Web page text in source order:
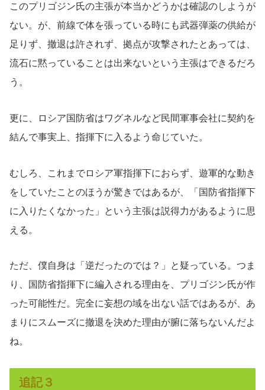
このプリゴジン氏の主張が本当かどうかは確認のしようが
ない。が、前線で体を張っている時にも武器弾薬の供給が
足りず、撤退は許されず、拠点が攻撃されたとあっては、
流石に黙っていることは出来ないという主張はできるだろ
う。
更に、ロシア国防省はワグネルなど民間軍事会社に契約を
結んで事実上、指揮下に入るよう命じていた。
むしろ、これまでロシア軍指揮下におらず、遊軍的な動き
をしていたことのほうが驚きではあるが、「国防省指揮下
に入りたくなかった」という主張は説得力があるように思
える。
ただ、僕自身は「逆だったのでは？」と疑っている。つま
り、国防省指揮下に編入される理由を、プリゴジン氏が作
った可能性だ。完全に妄想の域を出ない話ではあるが、あ
まりにスムーズに撤退を決めた理由が腑に落ちないんだよ
ね。
追記３